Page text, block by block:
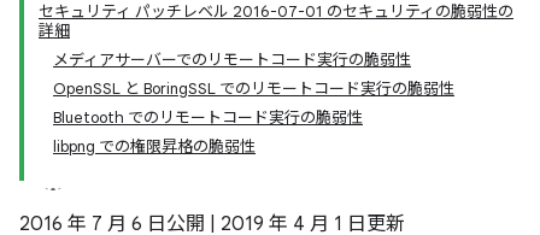
セキュリティ パッチレベル 2016-07-01 のセキュリティの脆弱性の
詳細
メディアサーバーでのリモートコード実行の脆弱性
OpenSSL と BoringSSL でのリモートコード実行の脆弱性
Bluetooth でのリモートコード実行の脆弱性
libpng での権限昇格の脆弱性
2016 年 7 月 6 日公開 | 2019 年 4 月 1 日更新